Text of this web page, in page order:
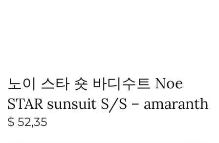
노이 스타 숏 바디수트 Noe
STAR sunsuit S/S – amaranth
$ 52,35